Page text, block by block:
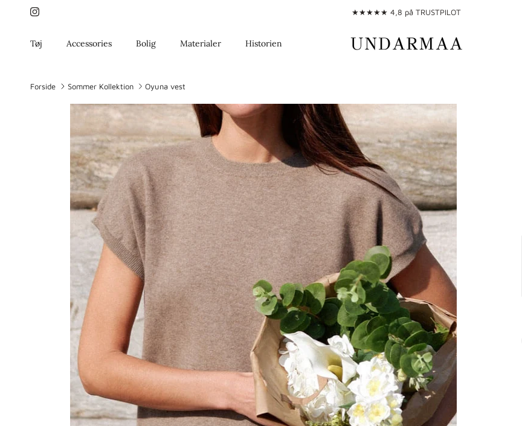
Gå til indhold
Instagram ★★★★★ 4,8 på TRUSTPILOT
Tøj Accessories Bolig Materialer Historien
Forside Sommer Kollektion Oyuna vest
Gå til produktoplysninger